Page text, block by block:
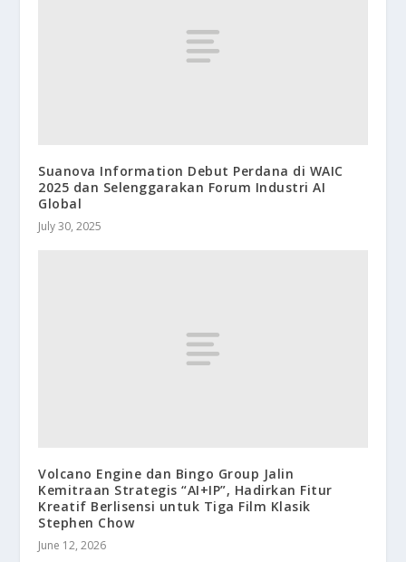
Suanova Information Debut Perdana di WAIC
2025 dan Selenggarakan Forum Industri AI
Global
July 30, 2025
Volcano Engine dan Bingo Group Jalin
Kemitraan Strategis “AI+IP”, Hadirkan Fitur
Kreatif Berlisensi untuk Tiga Film Klasik
Stephen Chow
June 12, 2026